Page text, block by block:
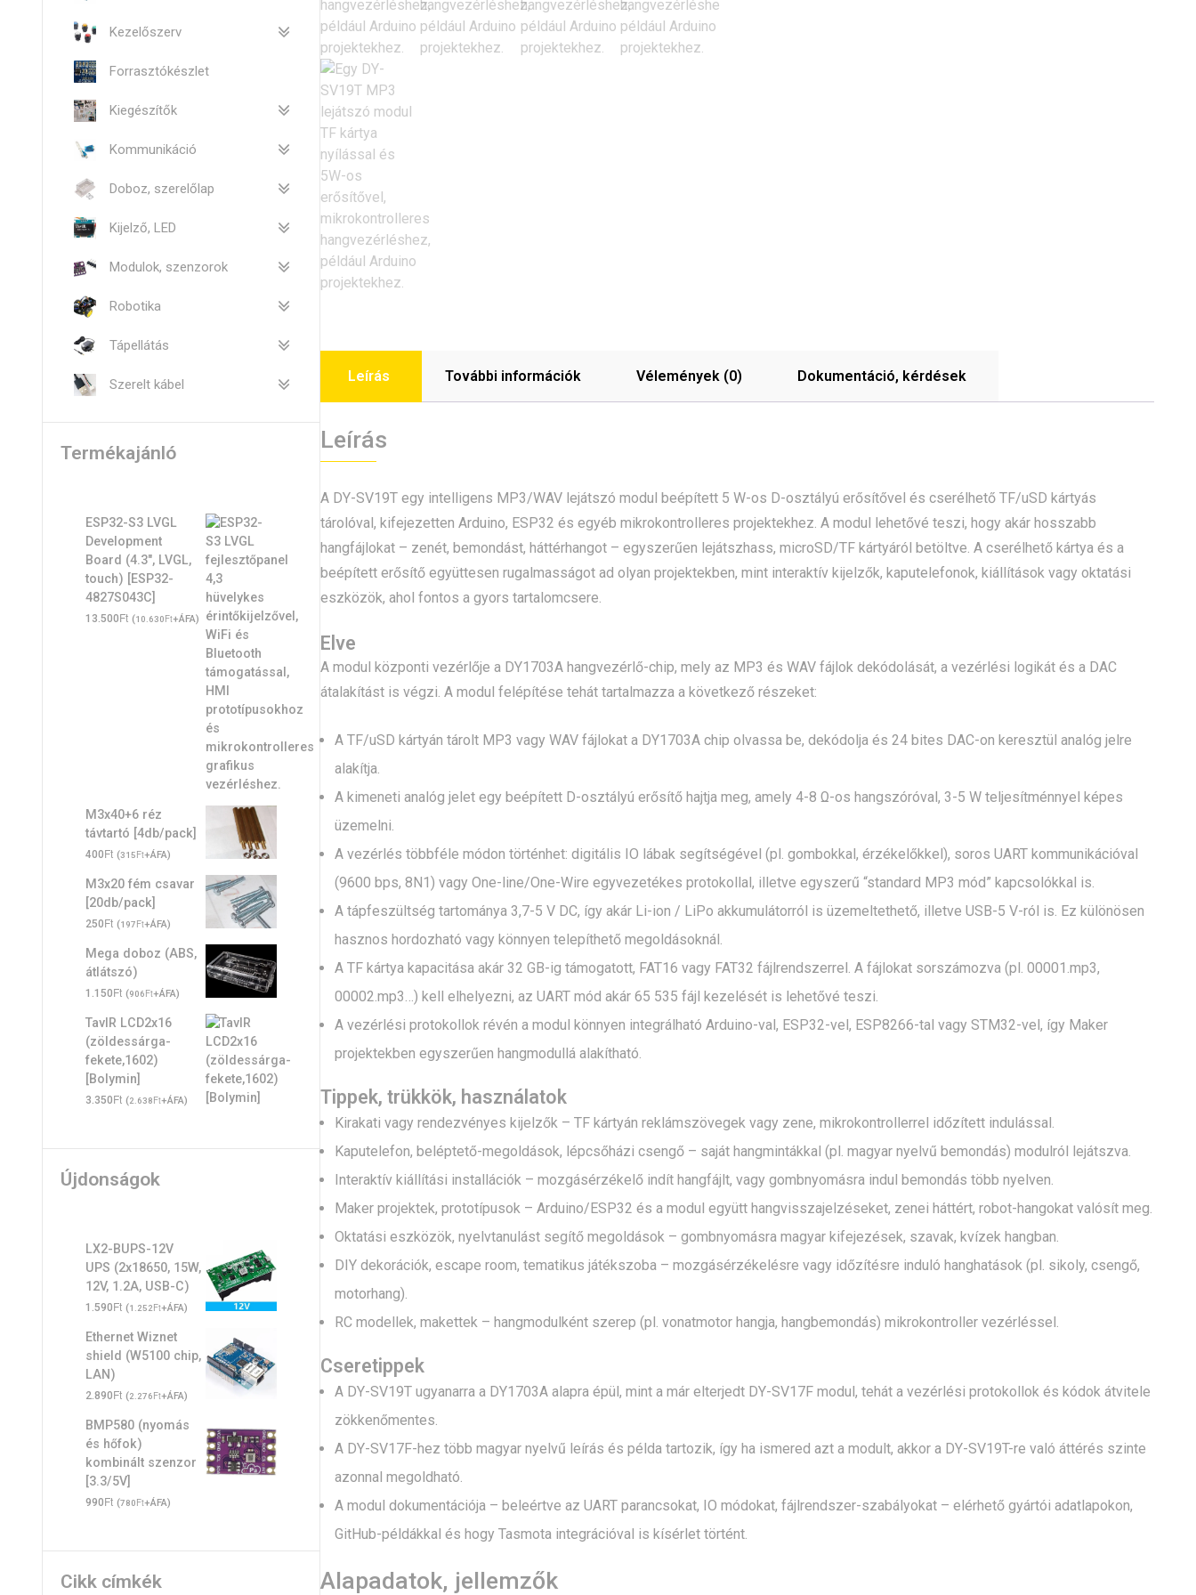
Leírás További információk Vélemények (0) Dokumentáció, kérdések
Leírás
A DY-SV19T egy intelligens MP3/WAV lejátszó modul beépített 5 W-os D-osztályú erősítővel és cserélhető TF/uSD kártyás
tárolóval, kifejezetten Arduino, ESP32 és egyéb mikrokontrolleres projektekhez. A modul lehetővé teszi, hogy akár hosszabb
hangfájlokat – zenét, bemondást, háttérhangot – egyszerűen lejátszhass, microSD/TF kártyáról betöltve. A cserélhető kártya és a
beépített erősítő együttesen rugalmasságot ad olyan projektekben, mint interaktív kijelzők, kaputelefonok, kiállítások vagy oktatási
eszközök, ahol fontos a gyors tartalomcsere.
Elve
A modul központi vezérlője a DY1703A hangvezérlő-chip, mely az MP3 és WAV fájlok dekódolását, a vezérlési logikát és a DAC
átalakítást is végzi. A modul felépítése tehát tartalmazza a következő részeket:
A TF/uSD kártyán tárolt MP3 vagy WAV fájlokat a DY1703A chip olvassa be, dekódolja és 24 bites DAC-on keresztül analóg jelre
alakítja.
A kimeneti analóg jelet egy beépített D-osztályú erősítő hajtja meg, amely 4-8 Ω-os hangszóróval, 3-5 W teljesítménnyel képes
üzemelni.
A vezérlés többféle módon történhet: digitális IO lábak segítségével (pl. gombokkal, érzékelőkkel), soros UART kommunikációval
(9600 bps, 8N1) vagy One-line/One-Wire egyvezetékes protokollal, illetve egyszerű “standard MP3 mód” kapcsolókkal is.
A tápfeszültség tartománya 3,7-5 V DC, így akár Li-ion / LiPo akkumulátorról is üzemeltethető, illetve USB-5 V-ról is. Ez különösen
hasznos hordozható vagy könnyen telepíthető megoldásoknál.
A TF kártya kapacitása akár 32 GB-ig támogatott, FAT16 vagy FAT32 fájlrendszerrel. A fájlokat sorszámozva (pl. 00001.mp3,
00002.mp3…) kell elhelyezni, az UART mód akár 65 535 fájl kezelését is lehetővé teszi.
A vezérlési protokollok révén a modul könnyen integrálható Arduino-val, ESP32-vel, ESP8266-tal vagy STM32-vel, így Maker
projektekben egyszerűen hangmodullá alakítható.
Tippek, trükkök, használatok
Kirakati vagy rendezvényes kijelzők – TF kártyán reklámszövegek vagy zene, mikrokontrollerrel időzített indulással.
Kaputelefon, beléptető-megoldások, lépcsőházi csengő – saját hangmintákkal (pl. magyar nyelvű bemondás) modulról lejátszva.
Interaktív kiállítási installációk – mozgásérzékelő indít hangfájlt, vagy gombnyomásra indul bemondás több nyelven.
Maker projektek, prototípusok – Arduino/ESP32 és a modul együtt hangvisszajelzéseket, zenei háttért, robot-hangokat valósít meg.
Oktatási eszközök, nyelvtanulást segítő megoldások – gombnyomásra magyar kifejezések, szavak, kvízek hangban.
DIY dekorációk, escape room, tematikus játékszoba – mozgásérzékelésre vagy időzítésre induló hanghatások (pl. sikoly, csengő,
motorhang).
RC modellek, makettek – hangmodulként szerep (pl. vonatmotor hangja, hangbemondás) mikrokontroller vezérléssel.
Cseretippek
A DY-SV19T ugyanarra a DY1703A alapra épül, mint a már elterjedt DY-SV17F modul, tehát a vezérlési protokollok és kódok átvitele
zökkenőmentes.
A DY-SV17F-hez több magyar nyelvű leírás és példa tartozik, így ha ismered azt a modult, akkor a DY-SV19T-re való áttérés szinte
azonnal megoldható.
A modul dokumentációja – beleértve az UART parancsokat, IO módokat, fájlrendszer-szabályokat – elérhető gyártói adatlapokon,
GitHub-példákkal és hogy Tasmota integrációval is kísérlet történt.
Alapadatok, jellemzők
Kezelőszerv
Forrasztókészlet
Kiegészítők
Kommunikáció
Doboz, szerelőlap
Kijelző, LED
Modulok, szenzorok
Robotika
Tápellátás
Szerelt kábel
Termékajánló
ESP32-S3 LVGL
Development
Board (4.3", LVGL,
touch) [ESP32-
4827S043C]
13.500Ft (10.630Ft+ÁFA)
M3x40+6 réz
távtartó [4db/pack]
400Ft (315Ft+ÁFA)
M3x20 fém csavar
[20db/pack]
250Ft (197Ft+ÁFA)
Mega doboz (ABS,
átlátszó)
1.150Ft (906Ft+ÁFA)
TavIR LCD2x16
(zöldessárga-
fekete,1602)
[Bolymin]
3.350Ft (2.638Ft+ÁFA)
Újdonságok
LX2-BUPS-12V
UPS (2x18650, 15W,
12V, 1.2A, USB-C)
1.590Ft (1.252Ft+ÁFA)
Ethernet Wiznet
shield (W5100 chip,
LAN)
2.890Ft (2.276Ft+ÁFA)
BMP580 (nyomás
és hőfok)
kombinált szenzor
[3.3/5V]
990Ft (780Ft+ÁFA)
Cikk címkék